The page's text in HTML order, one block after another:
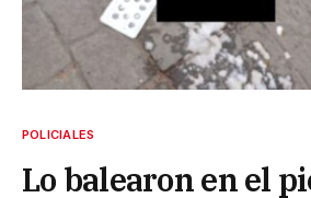
POLICIALES
Lo balearon en el